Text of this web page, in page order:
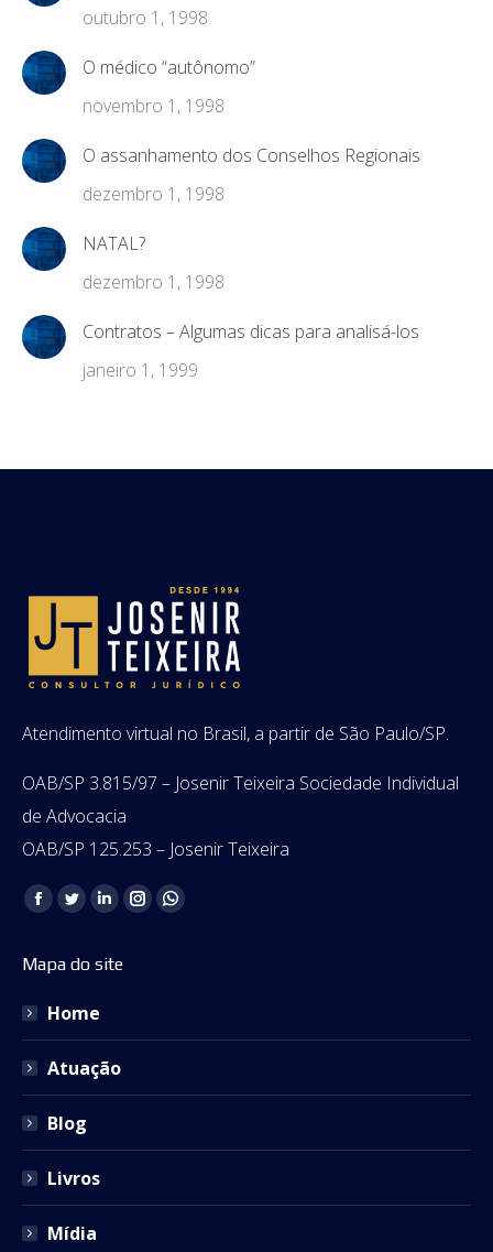
outubro 1, 1998
O médico “autônomo”
novembro 1, 1998
O assanhamento dos Conselhos Regionais
dezembro 1, 1998
NATAL?
dezembro 1, 1998
Contratos – Algumas dicas para analisá-los
janeiro 1, 1999
Atendimento virtual no Brasil, a partir de São Paulo/SP.
OAB/SP 3.815/97 – Josenir Teixeira Sociedade Individual
de Advocacia
OAB/SP 125.253 – Josenir Teixeira
Encontre-nos em:
Facebook
opens
new
Twitter
opens
new
Linkedin
opens
InstagramWhatsapp
Mapa do site
Home
Atuação
Blog
Livros
Mídia